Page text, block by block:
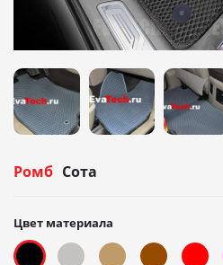
Ромб Сота
Цвет материала